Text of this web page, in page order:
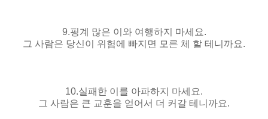
9.핑계 많은 이와 여행하지 마세요.
그 사람은 당신이 위험에 빠지면 모른 체 할 테니까요.
10.실패한 이를 아파하지 마세요.
그 사람은 큰 교훈을 얻어서 더 커갈 테니까요.